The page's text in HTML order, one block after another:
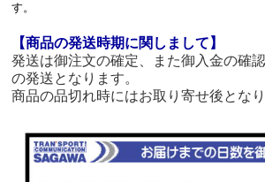
す。
【商品の発送時期に関しまして】
発送は御注文の確定、また御入金の確
の発送となります。
商品の品切れ時にはお取り寄せ後となり